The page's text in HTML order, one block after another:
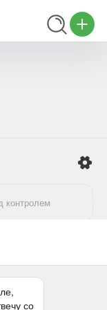
контролем
со